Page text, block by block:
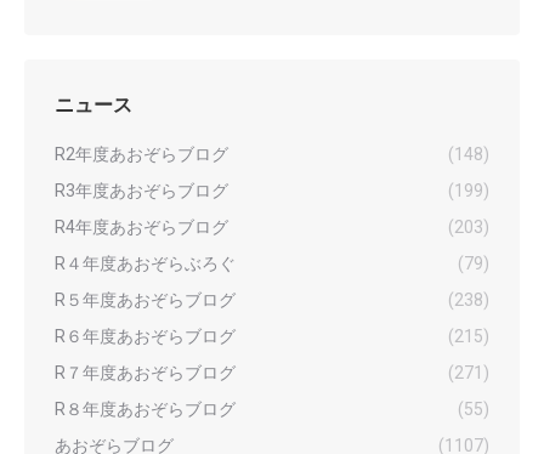
ニュース
R2年度あおぞらブログ
(148)
R3年度あおぞらブログ
(199)
R4年度あおぞらブログ
(203)
R４年度あおぞらぶろぐ
(79)
R５年度あおぞらブログ
(238)
R６年度あおぞらブログ
(215)
R７年度あおぞらブログ
(271)
R８年度あおぞらブログ
(55)
あおぞらブログ
(1107)